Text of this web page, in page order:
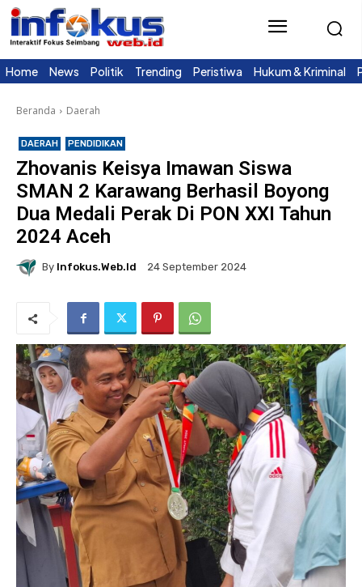
Home News Politik Trending Peristiwa Hukum & Kriminal
Beranda Daerah
DAERAH PENDIDIKAN
Zhovanis Keisya Imawan Siswa
SMAN 2 Karawang Berhasil Boyong
Dua Medali Perak Di PON XXI Tahun
2024 Aceh
By Infokus.web.id 24 September 2024